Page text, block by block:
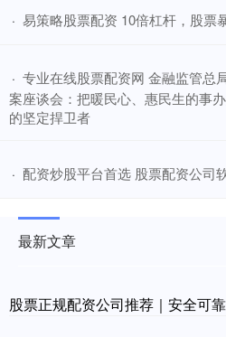
· 易策略股票配资 10倍杠杆，股票
· 专业在线股票配资网 金融监管总
案座谈会：把暖民心、惠民生的事
的坚定捍卫者
· 配资炒股平台首选 股票配资公司
最新文章
股票正规配资公司推荐｜安全可